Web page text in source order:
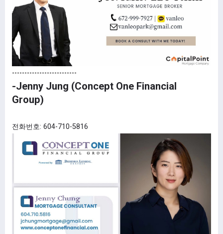
--------------------------
-Jenny Jung (Concept One Financial
Group)
전화번호: 604-710-5816